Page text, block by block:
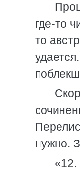
где-то
то
нужно.